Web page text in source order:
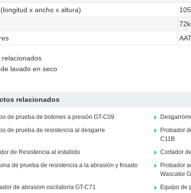
x ancho x altura)
relacionados
lavado en seco
relacionados
de prueba de botones a presión GT-C09
de prueba de resistencia al desgarre
Probador
C11B
de Resistencia al estallido
Cortador
de prueba de resistencia a la abrasión y frisado
Probador
Wascator
de abrasion oscilatoria GT-C71
Equipo de